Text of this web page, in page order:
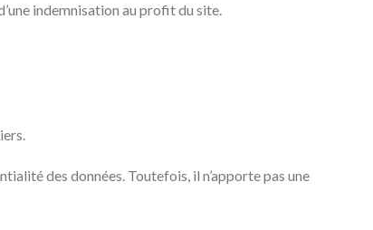
indemnisation au profit du site.
des données. Toutefois, il n’apporte pas une